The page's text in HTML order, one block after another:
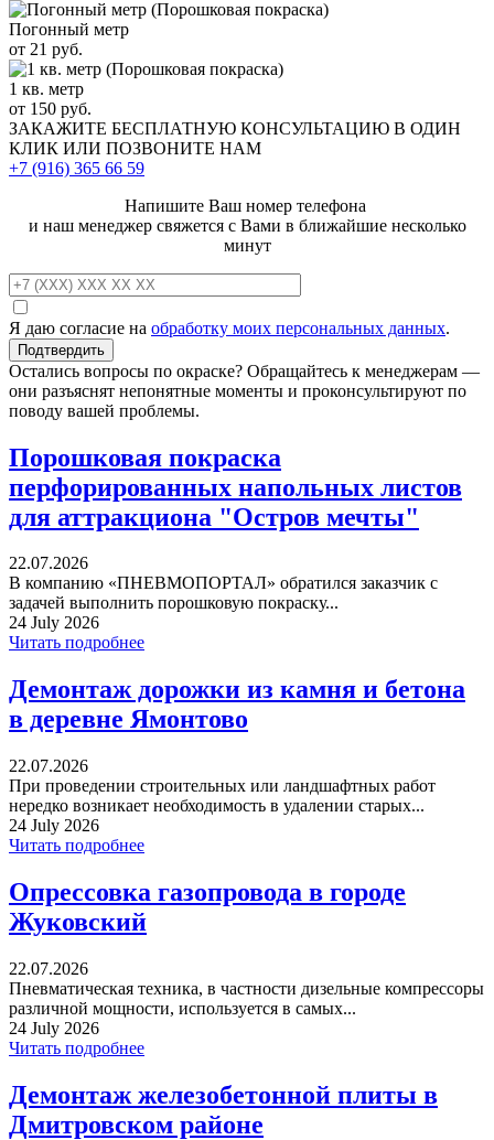
Погонный метр
от 21 руб.
1 кв. метр
от 150 руб.
ЗАКАЖИТЕ БЕСПЛАТНУЮ КОНСУЛЬТАЦИЮ В ОДИН
КЛИК ИЛИ ПОЗВОНИТЕ НАМ
+7 (916) 365 66 59
Напишите Ваш номер телефона
и наш менеджер свяжется с Вами в ближайшие несколько
минут
Я даю согласие на обработку моих персональных данных.
Остались вопросы по окраске? Обращайтесь к менеджерам —
они разъяснят непонятные моменты и проконсультируют по
поводу вашей проблемы.
Порошковая покраска
перфорированных напольных листов
для аттракциона "Остров мечты"
22.07.2026
В компанию «ПНЕВМОПОРТАЛ» обратился заказчик с
задачей выполнить порошковую покраску...
24 July 2026
Читать подробнее
Демонтаж дорожки из камня и бетона
в деревне Ямонтово
22.07.2026
При проведении строительных или ландшафтных работ
нередко возникает необходимость в удалении старых...
24 July 2026
Читать подробнее
Опрессовка газопровода в городе
Жуковский
22.07.2026
Пневматическая техника, в частности дизельные компрессоры
различной мощности, используется в самых...
24 July 2026
Читать подробнее
Демонтаж железобетонной плиты в
Дмитровском районе